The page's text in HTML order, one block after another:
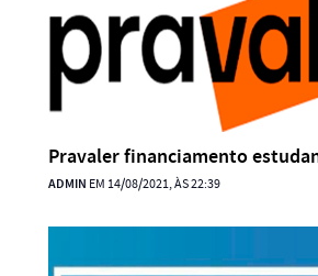
Pravaler financiamento
ADMIN EM 14/08/2021, ÀS 22:39